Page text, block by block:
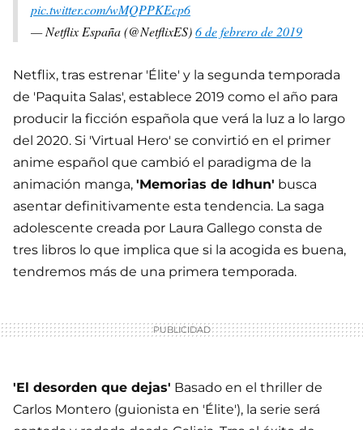
pic.twitter.com/wMQPPKEcp6
— Netflix España (@NetflixES)6 de febrero de 2019
Netflix, tras estrenar 'Élite' y la segunda temporada
de 'Paquita Salas', establece 2019 como el año para
producir la ficción española que verá la luz a lo largo
del 2020. Si 'Virtual Hero' se convirtió en el primer
anime español que cambió el paradigma de la
animación manga, 'Memorias de Idhun' busca
asentar definitivamente esta tendencia. La saga
adolescente creada por Laura Gallego consta de
tres libros lo que implica que si la acogida es buena,
tendremos más de una primera temporada.
'El desorden que dejas' Basado en el thriller de
Carlos Montero (guionista en 'Élite'), la serie será